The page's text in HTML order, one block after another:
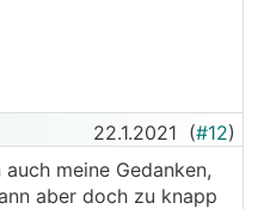
22.1.2021 (#12)
meine Gedanken,
aber doch zu knapp